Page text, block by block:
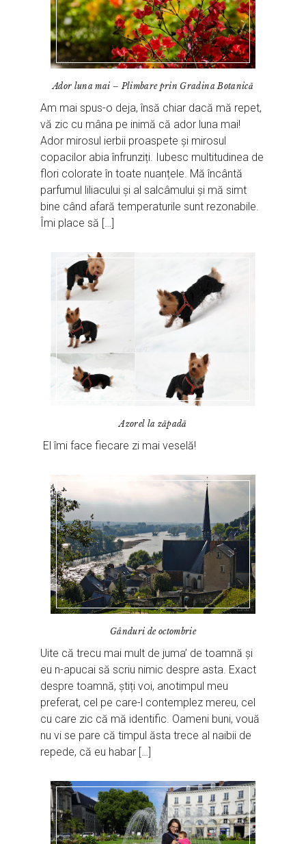
Ador luna mai – Plimbare prin Gradina Botanică
Am mai spus-o deja, însă chiar dacă mă repet,
vă zic cu mâna pe inimă că ador luna mai!
Ador mirosul ierbii proaspete și mirosul
copacilor abia înfrunziți. Iubesc multitudinea de
flori colorate în toate nuanțele. Mă încântă
parfumul liliacului și al salcâmului și mă simt
bine când afară temperaturile sunt rezonabile.
Îmi place să […]
Azorel la zăpadă
El îmi face fiecare zi mai veselă!
Gânduri de octombrie
Uite că trecu mai mult de juma’ de toamnă și
eu n-apucai să scriu nimic despre asta. Exact
despre toamnă, știți voi, anotimpul meu
preferat, cel pe care-l contemplez mereu, cel
cu care zic că mă identific. Oameni buni, vouă
nu vi se pare că timpul ăsta trece al naibii de
repede, că eu habar […]